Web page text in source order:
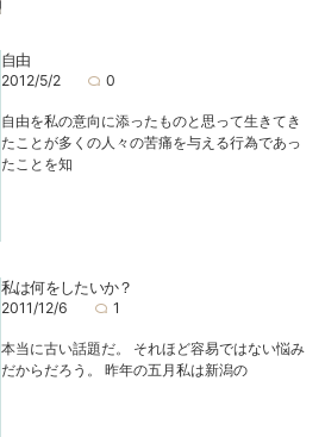
自由
2012/5/2 0
自由を私の意向に添ったものと思って生きてき
たことが多くの人々の苦痛を与える行為であっ
たことを知
私は何をしたいか？
2011/12/6 1
本当に古い話題だ。 それほど容易ではない悩み
だからだろう。 昨年の五月私は新潟の